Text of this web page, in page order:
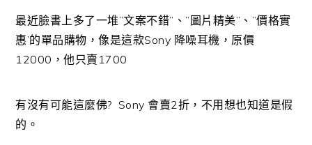
最近臉書上多了一堆”文案不錯”、”圖片精美”、”價格實
惠’的單品購物，像是這款Sony 降噪耳機，原價
12000，他只賣1700
有沒有可能這麼佛? Sony 會賣2折，不用想也知道是假
的。